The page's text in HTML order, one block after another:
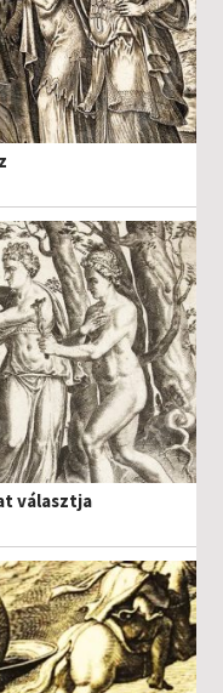
választja